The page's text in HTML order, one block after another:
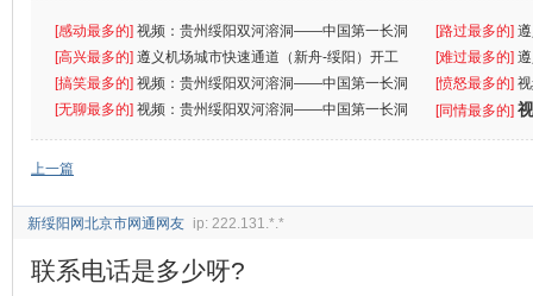
[感动最多的] 视频：贵州绥阳双河溶洞——中国第一长洞 [路过最多的]
[高兴最多的] 遵义机场城市快速通道（新舟-绥阳）开工 [难过最多的]
[搞笑最多的] 视频：贵州绥阳双河溶洞——中国第一长洞 [愤怒最多的]
[无聊最多的] 视频：贵州绥阳双河溶洞——中国第一长洞 [同情最多的]
上一篇
新绥阳网北京市网通网友 ip: 222.131.*.*
联系电话是多少呀?